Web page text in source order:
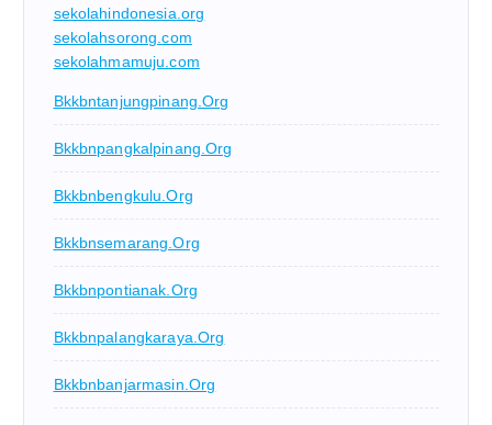
sekolahindonesia.org
sekolahsorong.com
sekolahmamuju.com
Bkkbntanjungpinang.org
Bkkbnpangkalpinang.org
Bkkbnbengkulu.org
Bkkbnsemarang.org
Bkkbnpontianak.org
Bkkbnpalangkaraya.org
Bkkbnbanjarmasin.org